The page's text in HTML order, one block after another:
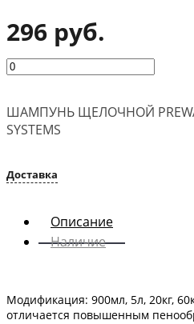
296 руб.
ШАМПУНЬ ЩЕЛОЧНОЙ
SYSTEMS
Доставка
Описание
Наличие
Модификация: 900мл, 5л, 20кг,
отличается повышенным